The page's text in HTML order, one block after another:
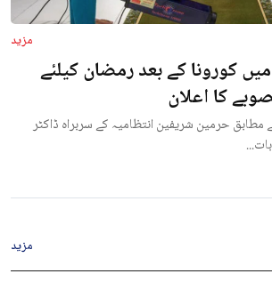
مزید
کورونا کے بعد رمضان کیلئے
کا اعلان
حرمین شریفین انتظامیہ کے سربراہ ڈاکٹر
مزید